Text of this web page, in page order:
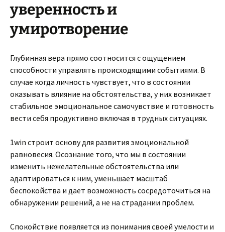
уверенность и
умиротворение
Глубинная вера прямо соотносится с ощущением
способности управлять происходящими событиями. В
случае когда личность чувствует, что в состоянии
оказывать влияние на обстоятельства, у них возникает
стабильное эмоциональное самочувствие и готовность
вести себя продуктивно включая в трудных ситуациях.
1win строит основу для развития эмоциональной
равновесия. Осознание того, что мы в состоянии
изменить нежелательные обстоятельства или
адаптироваться к ним, уменьшает масштаб
беспокойства и дает возможность сосредоточиться на
обнаружении решений, а не на страдании проблем.
Спокойствие появляется из понимания своей умелости и